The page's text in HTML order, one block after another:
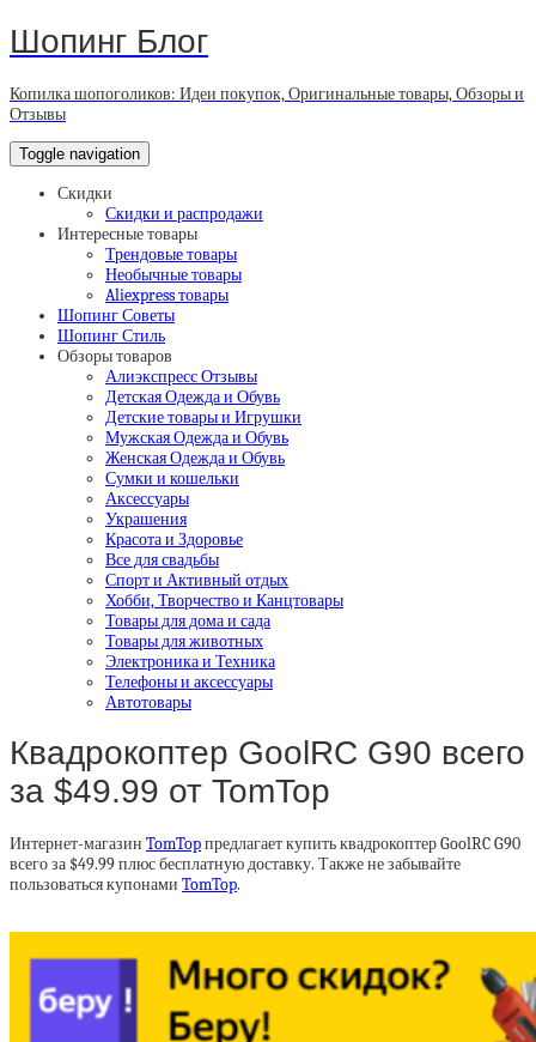
Шопинг Блог
Копилка шопоголиков: Идеи покупок, Оригинальные товары, Обзоры и
Отзывы
Toggle navigation
Скидки
Скидки и распродажи
Интересные товары
Трендовые товары
Необычные товары
Aliexpress товары
Шопинг Советы
Шопинг Стиль
Обзоры товаров
Алиэкспресс Отзывы
Детская Одежда и Обувь
Детские товары и Игрушки
Мужская Одежда и Обувь
Женская Одежда и Обувь
Сумки и кошельки
Аксессуары
Украшения
Красота и Здоровье
Все для свадьбы
Спорт и Активный отдых
Хобби, Творчество и Канцтовары
Товары для дома и сада
Товары для животных
Электроника и Техника
Телефоны и аксессуары
Автотовары
Квадрокоптер GoolRC G90 всего
за $49.99 от TomTop
Интернет-магазин TomTopпредлагает купить квадрокоптер GoolRC G90
всего за $49.99 плюс бесплатную доставку. Также не забывайте
пользоваться купонами TomTop.